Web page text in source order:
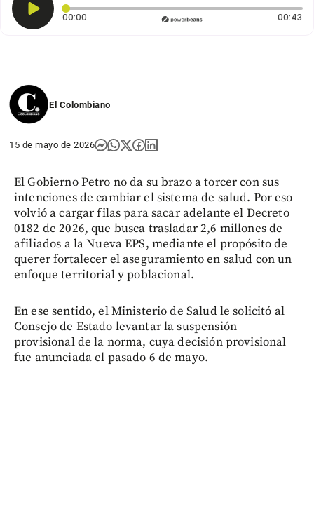
00:00 Tiempo transcurrido: 0 segundos 00:43
El Colombiano
15 de mayo de 2026
El Gobierno Petro no da su brazo a torcer con sus
intenciones de cambiar el sistema de salud. Por eso
volvió a cargar filas para sacar adelante el Decreto
0182 de 2026, que busca trasladar 2,6 millones de
afiliados a la Nueva EPS, mediante el propósito de
querer fortalecer el aseguramiento en salud con un
enfoque territorial y poblacional.
En ese sentido, el Ministerio de Salud le solicitó al
Consejo de Estado levantar la suspensión
provisional de la norma, cuya decisión provisional
fue anunciada el pasado 6 de mayo.